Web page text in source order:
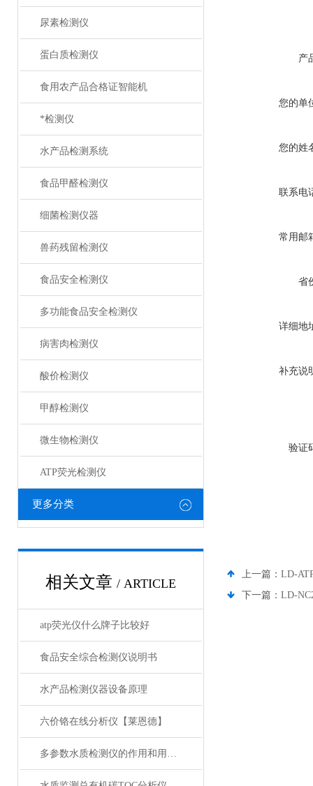
尿素检测仪
蛋白质检测仪
食用农产品合格证智能机
*检测仪
水产品检测系统
食品甲醛检测仪
细菌检测仪器
兽药残留检测仪
食品安全检测仪
多功能食品安全检测仪
病害肉检测仪
酸价检测仪
甲醇检测仪
微生物检测仪
ATP荧光检测仪
更多分类
相关文章 / ARTICLE
atp荧光仪什么牌子比较好
食品安全综合检测仪说明书
水产品检测仪器设备原理
六价铬在线分析仪【莱恩德】
多参数水质检测仪的作用和用途，你了解多少？
产
您的单
您的姓
联系电
常用邮
省
详细地
补充说
验证
上一篇： LD-
下一篇： LD-